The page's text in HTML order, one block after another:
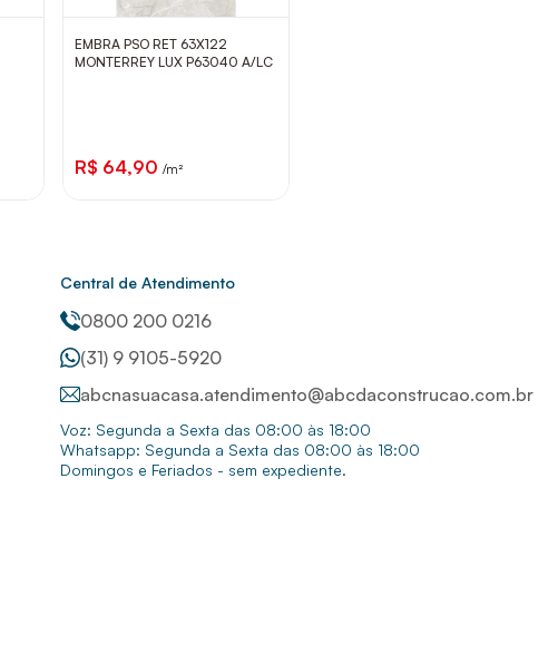
EMBRA PSO RET 63X122
MONTERREY LUX P63040 A/LC
R$ 64,90 /m²
Central de Atendimento
0800 200 0216
(31) 9 9105-5920
abcnasuacasa.atendimento@abcdaconstrucao.com.br
Voz: Segunda a Sexta das 08:00 às 18:00
Whatsapp: Segunda a Sexta das 08:00 às 18:00
Domingos e Feriados - sem expediente.